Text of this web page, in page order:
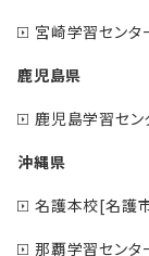
宮崎学習セン
鹿児島県
鹿児島学習セ
沖縄県
名護本校[名護
那覇学習セン